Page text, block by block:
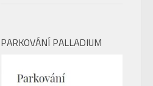
PARKOVÁNÍ PALLADIUM